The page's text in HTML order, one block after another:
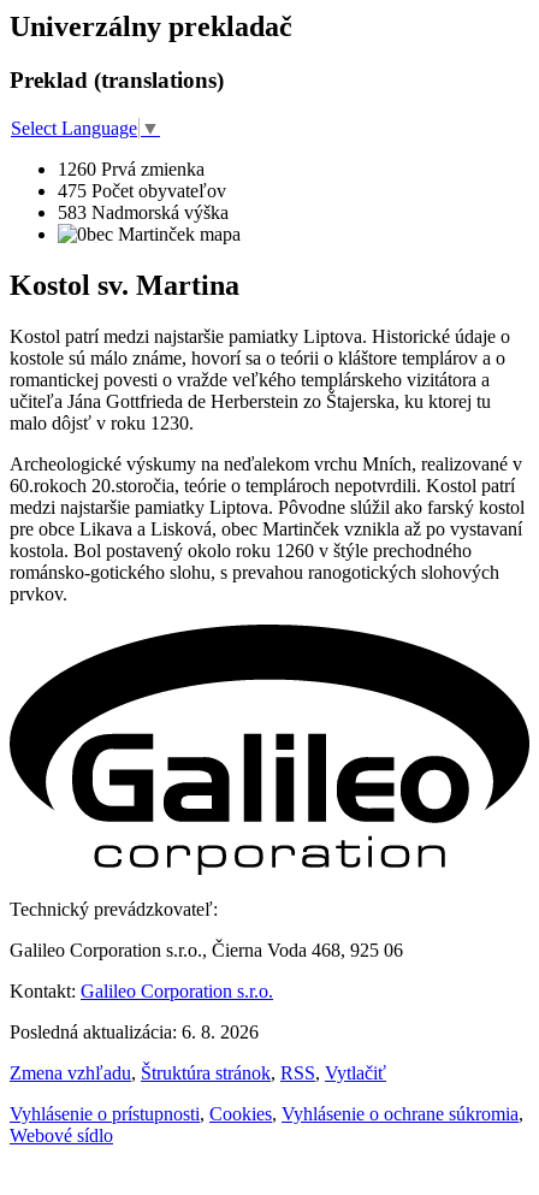
Univerzálny prekladač
Preklad (translations)
Select Language ▼
1260 Prvá zmienka
475 Počet obyvateľov
583 Nadmorská výška
Kostol sv. Martina
Kostol patrí medzi najstaršie pamiatky Liptova. Historické údaje o
kostole sú málo známe, hovorí sa o teórii o kláštore templárov a o
romantickej povesti o vražde veľkého templárskeho vizitátora a
učiteľa Jána Gottfrieda de Herberstein zo Štajerska, ku ktorej tu
malo dôjsť v roku 1230.
Archeologické výskumy na neďalekom vrchu Mních, realizované v
60.rokoch 20.storočia, teórie o templároch nepotvrdili. Kostol patrí
medzi najstaršie pamiatky Liptova. Pôvodne slúžil ako farský kostol
pre obce Likava a Lisková, obec Martinček vznikla až po vystavaní
kostola. Bol postavený okolo roku 1260 v štýle prechodného
románsko-gotického slohu, s prevahou ranogotických slohových
prvkov.
Technický prevádzkovateľ:
Galileo Corporation s.r.o., Čierna Voda 468, 925 06
Kontakt: Galileo Corporation s.r.o.
Posledná aktualizácia: 6. 8. 2026
Zmena vzhľadu, Štruktúra stránok, RSS, Vytlačiť
Vyhlásenie o prístupnosti, Cookies, Vyhlásenie o ochrane súkromia,
Webové sídlo